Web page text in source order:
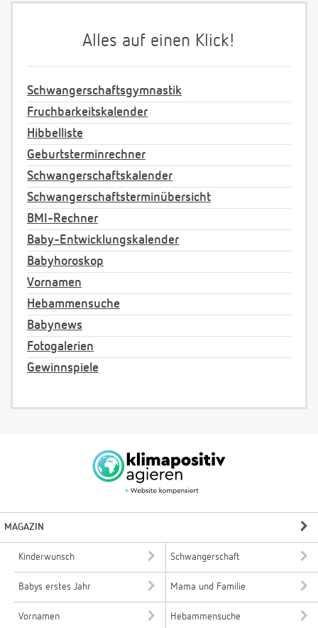
Alles auf einen Klick!
Schwangerschaftsgymnastik
Fruchbarkeitskalender
Hibbelliste
Geburtsterminrechner
Schwangerschaftskalender
Schwangerschaftsterminübersicht
BMI-Rechner
Baby-Entwicklungskalender
Babyhoroskop
Vornamen
Hebammensuche
Babynews
Fotogalerien
Gewinnspiele
MAGAZIN
Kinderwunsch Schwangerschaft
Babys erstes Jahr Mama und Familie
Vornamen Hebammensuche